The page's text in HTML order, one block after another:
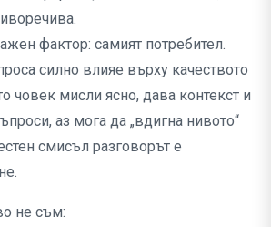
фактор: самият потребител.
силно влияе върху качеството
човек мисли ясно, дава контекст и
аз мога да „вдигна нивото“
смисъл разговорът е
не съм: